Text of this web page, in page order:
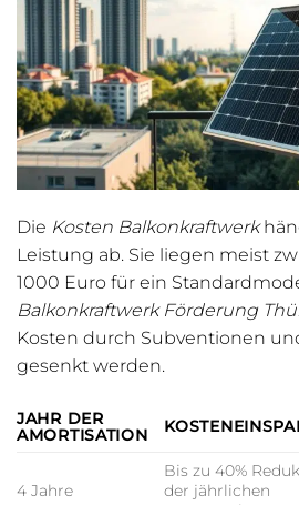
Die Kosten Balkonkraftwerk
Leistung ab. Sie liegen meist
1000 Euro für ein
Balkonkraftwerk Förderung
Kosten durch Subventionen
gesenkt werden.
JAHR DER
AMORTISATION
4 Jahre
Bis zu 40%
der jährlichen